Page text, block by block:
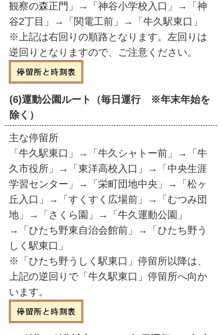
観察の森正門」→「神谷小学校入口」→「神
谷2丁目」→「関電工前」→「牛久駅東口」
※上記は右回りの順路となります。左回りは
逆回りとなりますので、ご注意ください。
(6)運動公園ルート（毎日運行 ※年末年始を
除く）
主な停留所
「牛久駅東口」→「牛久シャトー前」→「牛
久市役所」→「東洋高校入口」→「中央生涯
学習センター」→「栄町団地中央」→「松ヶ
丘入口」→「すくすく広場前」→「むつみ団
地」→「さくら園」→「牛久運動公園」
→「ひたち野東自治会館前」→「ひたち野う
しく駅東口」
※「ひたち野うしく駅東口」停留所以降は、
上記の逆回りで「牛久駅東口」停留所へ向か
います。